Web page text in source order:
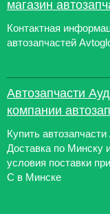
магазин
Контактная
автозапчастей
Автозапчасти
компании
Купить
Доставка по Минску
условия поставки
С в Минске